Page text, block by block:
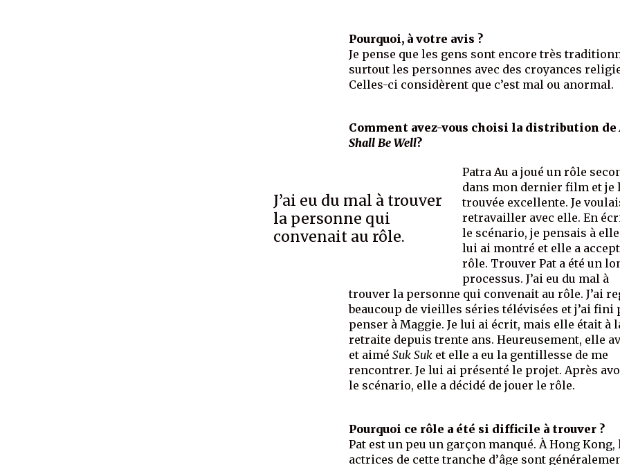
Pourquoi, à votre avis ?
Je pense que les gens sont encore très
surtout les personnes avec des croyances
Celles-ci considèrent que c’est mal ou anormal.
Comment avez-vous choisi la distribution de
Shall Be Well?
J’ai eu du mal à trouver
la personne qui
convenait au rôle.
Patra Au a joué un rôle
dans mon dernier film et je
trouvée excellente. Je
retravailler avec elle. En
le scénario, je pensais à
lui ai montré et elle a
rôle. Trouver Pat a été un
processus. J’ai eu du mal à
trouver la personne qui convenait au rôle. J’ai
beaucoup de vieilles séries télévisées et j’ai fini
penser à Maggie. Je lui ai écrit, mais elle était à
retraite depuis trente ans. Heureusement, elle
et aiméSuk Suk et elle a eu la gentillesse de me
rencontrer. Je lui ai présenté le projet. Après
le scénario, elle a décidé de jouer le rôle.
Pourquoi ce rôle a été si difficile à trouver ?
Pat est un peu un garçon manqué. À Hong Kong,
actrices de cette tranche d’âge sont